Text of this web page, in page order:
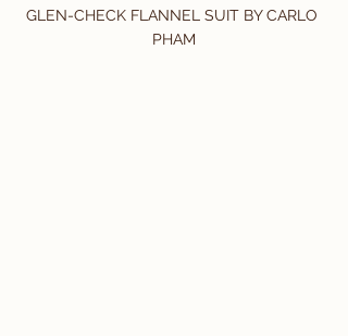
GLEN-CHECK FLANNEL SUIT BY CARLO
PHAM